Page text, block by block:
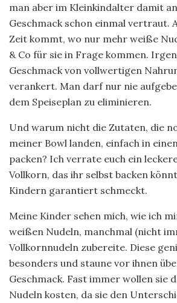
man aber im Kleinkindalter damit
Geschmack schon einmal vertraut.
Zeit kommt, wo nur mehr weiße
& Co für sie in Frage kommen.
Geschmack von vollwertigen
verankert. Man darf nur nie
dem Speiseplan zu eliminieren.
Und warum nicht die Zutaten, die
meiner Bowl landen, einfach in
packen? Ich verrate euch ein
Vollkorn, das ihr selbst backen
Kindern garantiert schmeckt.
Meine Kinder sehen mich, wie ich
weißen Nudeln, manchmal (nicht
Vollkornnudeln zubereite. Diese
besonders und staune vor ihnen
Geschmack. Fast immer wollen sie
Nudeln kosten, da sie den